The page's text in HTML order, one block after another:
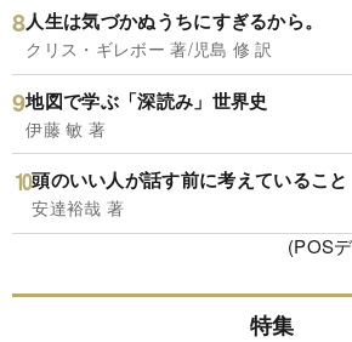
人生は気づかぬうちにすぎるから。
クリス・ギレボー 著/児島 修 訳
地図で学ぶ「深読み」世界史
伊藤 敏 著
頭のいい人が話す前に考えていること
安達裕哉 著
(POS
特集